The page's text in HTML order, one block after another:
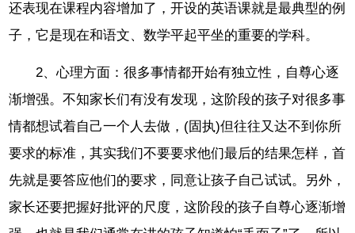
还表现在课程内容增加了，开设的英语课就是最典型的例
子，它是现在和语文、数学平起平坐的重要的学科。
2、心理方面：很多事情都开始有独立性，自尊心逐
渐增强。不知家长们有没有发现，这阶段的孩子对很多事
情都想试着自己一个人去做，(固执)但往往又达不到你所
要求的标准，其实我们不要要求他们最后的结果怎样，首
先就是要答应他们的要求，同意让孩子自己试试。另外，
家长还要把握好批评的尺度，这阶段的孩子自尊心逐渐增